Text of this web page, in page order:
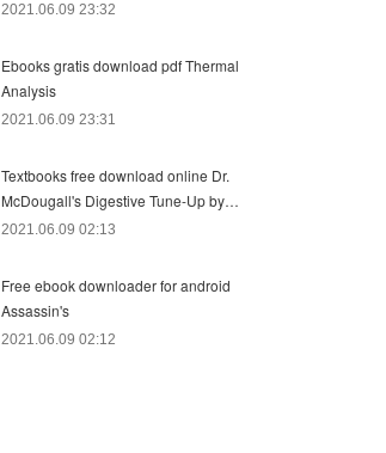
2021.06.09 23:32
Ebooks gratis download pdf Thermal
Analysis
2021.06.09 23:31
Textbooks free download online Dr.
McDougall's Digestive Tune-Up by…
2021.06.09 02:13
Free ebook downloader for android
Assassin's
2021.06.09 02:12